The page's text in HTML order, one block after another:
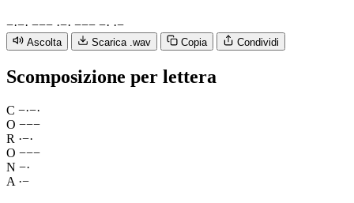
−·−· −−− ·−· −−− −· ·−
Ascolta Scarica .wav Copia Condividi
Scomposizione per lettera
C −·−·
O −−−
R ·−·
O −−−
N −·
A ·−